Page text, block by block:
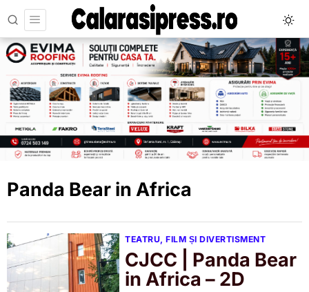
Panda Bear in Africa
TEATRU, FILM ȘI DIVERTISMENT
CJCC | Panda Bear
in Africa – 2D